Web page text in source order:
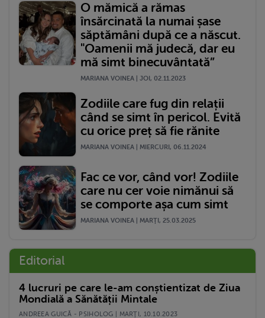
O mămică a rămas
însărcinată la numai șase
săptămâni după ce a născut.
"Oamenii mă judecă, dar eu
mă simt binecuvântată”
MARIANA VOINEA | JOI, 02.11.2023
Zodiile care fug din relații
când se simt în pericol. Evită
cu orice preț să fie rănite
MARIANA VOINEA | MIERCURI, 06.11.2024
Fac ce vor, când vor! Zodiile
care nu cer voie nimănui să
se comporte așa cum simt
MARIANA VOINEA | MARŢI, 25.03.2025
Editorial
4 lucruri pe care le-am conștientizat de Ziua
Mondială a Sănătății Mintale
ANDREEA GUICĂ - PSIHOLOG | MARŢI, 10.10.2023